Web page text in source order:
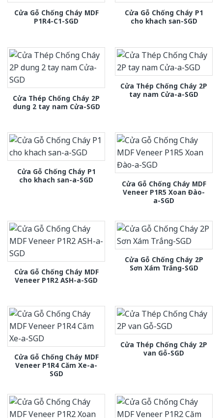
Cửa Gỗ Chống Cháy MDF
P1R4-C1-SGD
Cửa Gỗ Chống Cháy P1
cho khach san-SGD
Cửa Thép Chống Cháy 2P
dung 2 tay nam Cửa-SGD
Cửa Thép Chống Cháy 2P
tay nam Cửa-a-SGD
Cửa Gỗ Chống Cháy P1
cho khach san-a-SGD
Cửa Gỗ Chống Cháy MDF
Veneer P1R5 Xoan Đào-
a-SGD
Cửa Gỗ Chống Cháy MDF
Veneer P1R2 ASH-a-SGD
Cửa Gỗ Chống Cháy 2P
Sơn Xám Trắng-SGD
Cửa Gỗ Chống Cháy MDF
Veneer P1R4 Căm Xe-a-
SGD
Cửa Thép Chống Cháy 2P
van Gỗ-SGD